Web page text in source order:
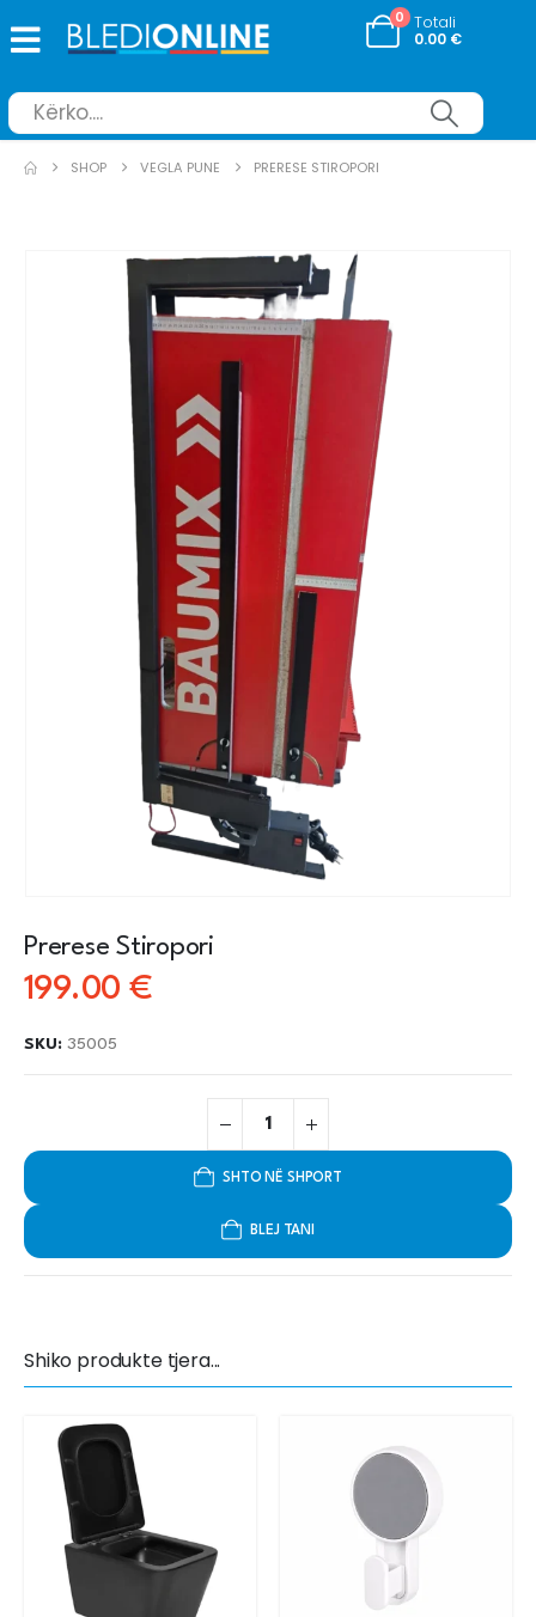
0 Totali
0.00 €
SHOP VEGLA PUNE PRERESE STIROPORI
Prerese Stiropori
199.00 €
SKU: 35005
SHTO NË SHPORT
BLEJ TANI
Shiko produkte tjera...